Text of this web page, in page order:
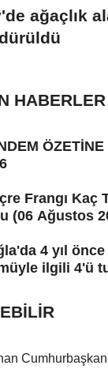
ağaçlık
HABERLER
Frangı Kaç
(06 Ağustos
4 yıl
ilgili 4'ü